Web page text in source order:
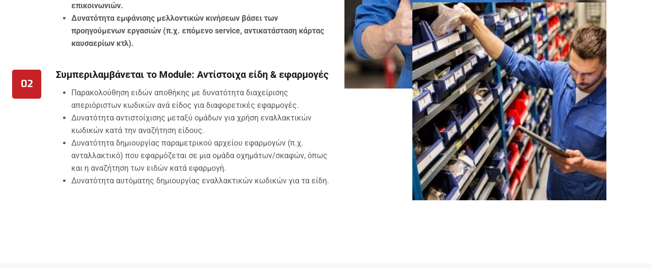
επικοινωνιών.
Δυνατότητα εμφάνισης μελλοντικών κινήσεων βάσει των
προηγούμενων εργασιών (π.χ. επόμενο service, αντικατάσταση κάρτας
καυσαερίων κτλ).
02
Συμπεριλαμβάνεται το Module: Αντίστοιχα είδη & εφαρμογές
Παρακολούθηση ειδών αποθήκης με δυνατότητα διαχείρισης
απεριόριστων κωδικών ανά είδος για διαφορετικές εφαρμογές.
Δυνατότητα αντιστοίχισης μεταξύ ομάδων για χρήση εναλλακτικών
κωδικών κατά την αναζήτηση είδους.
Δυνατότητα δημιουργίας παραμετρικού αρχείου εφαρμογών (π.χ.
ανταλλακτικό) που εφαρμόζεται σε μια ομάδα οχημάτων/σκαφών, όπως
και η αναζήτηση των ειδών κατά εφαρμογή.
Δυνατότητα αυτόματης δημιουργίας εναλλακτικών κωδικών για τα είδη.